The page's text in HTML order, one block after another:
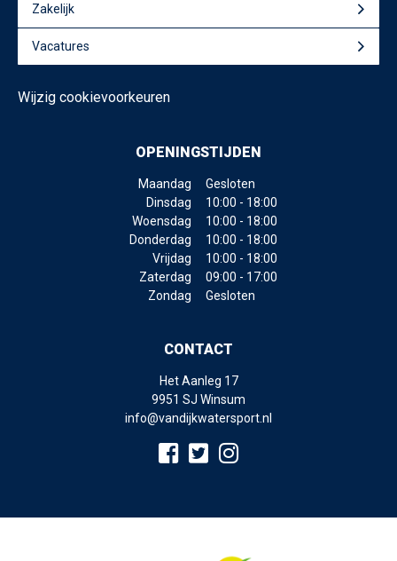
Zakelijk
Vacatures
Wijzig cookievoorkeuren
OPENINGSTIJDEN
Maandag
Gesloten
Dinsdag
10:00 - 18:00
Woensdag
10:00 - 18:00
Donderdag
10:00 - 18:00
Vrijdag
10:00 - 18:00
Zaterdag
09:00 - 17:00
Zondag
Gesloten
CONTACT
Het Aanleg 17
9951 SJ Winsum
info@vandijkwatersport.nl